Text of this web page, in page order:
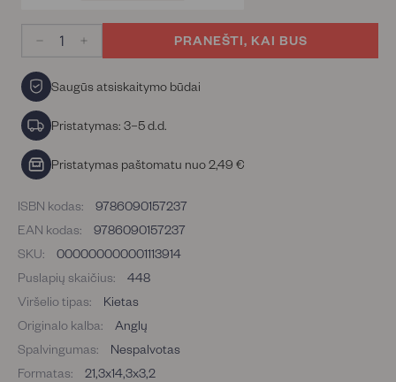
− +
PRANEŠTI, KAI BUS
Saugūs atsiskaitymo būdai
Pristatymas: 3–5 d.d.
Pristatymas paštomatu nuo 2,49 €
ISBN kodas:
9786090157237
EAN kodas:
9786090157237
SKU:
000000000001113914
Puslapių skaičius:
448
Viršelio tipas:
Kietas
Originalo kalba:
Anglų
Spalvingumas:
Nespalvotas
Formatas:
21,3x14,3x3,2